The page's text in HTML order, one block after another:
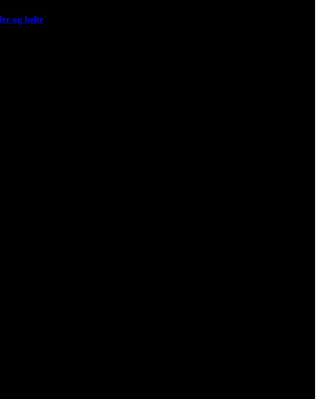
og helte